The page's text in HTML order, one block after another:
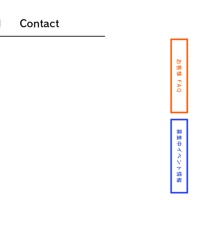
募集中イベント情報
お客様 FAQ
Contact